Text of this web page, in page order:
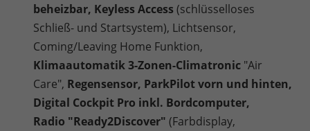
beheizbar, Keyless Access(schlüsselloses
Schließ- und Startsystem), Lichtsensor,
Coming/Leaving Home Funktion,
Klimaautomatik 3-Zonen-Climatronic "Air
Care", Regensensor, ParkPilot vorn und hinten,
Digital Cockpit Pro inkl. Bordcomputer,
Radio "Ready2Discover" (Farbdisplay,